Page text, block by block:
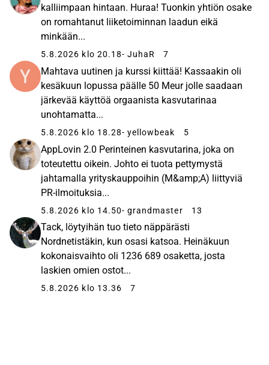
kalliimpaan hintaan. Huraa! Tuonkin yhtiön osake
on romahtanut liiketoiminnan laadun eikä
minkään...
5.8.2026 klo 20.18- JuhaR 7
Mahtava uutinen ja kurssi kiittää! Kassaakin oli
kesäkuun lopussa päälle 50 Meur jolle saadaan
järkevää käyttöä orgaanista kasvutarinaa
unohtamatta...
5.8.2026 klo 18.28- yellowbeak 5
AppLovin 2.0 Perinteinen kasvutarina, joka on
toteutettu oikein. Johto ei tuota pettymystä
jahtamalla yrityskauppoihin (M&amp;A) liittyviä
PR-ilmoituksia...
5.8.2026 klo 14.50- grandmaster 13
Tack, löytyihän tuo tieto näppärästi
Nordnetistäkin, kun osasi katsoa. Heinäkuun
kokonaisvaihto oli 1236 689 osaketta, josta
laskien omien ostot...
5.8.2026 klo 13.36 7